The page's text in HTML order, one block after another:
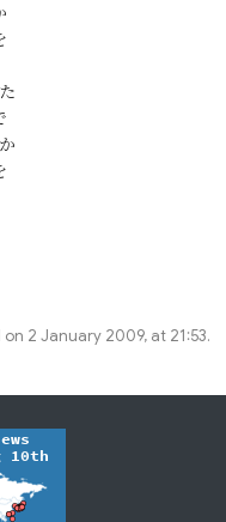
2 January 2009, at 21:53.